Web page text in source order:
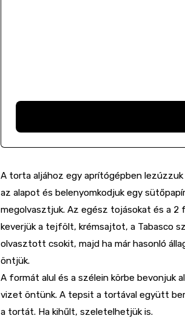
A torta aljához egy aprítógépben
az alapot és belenyomkodjuk egy
megolvasztjuk. Az egész tojásokat és a 2
keverjük a tejfölt, krémsajtot, a Tabasco
olvasztott csokit, majd ha már hasonló
öntjük.
A formát alul és a szélein körbe bevonjuk
vizet öntünk. A tepsit a tortával együtt
a tortát. Ha kihűlt, szeletelhetjük is.